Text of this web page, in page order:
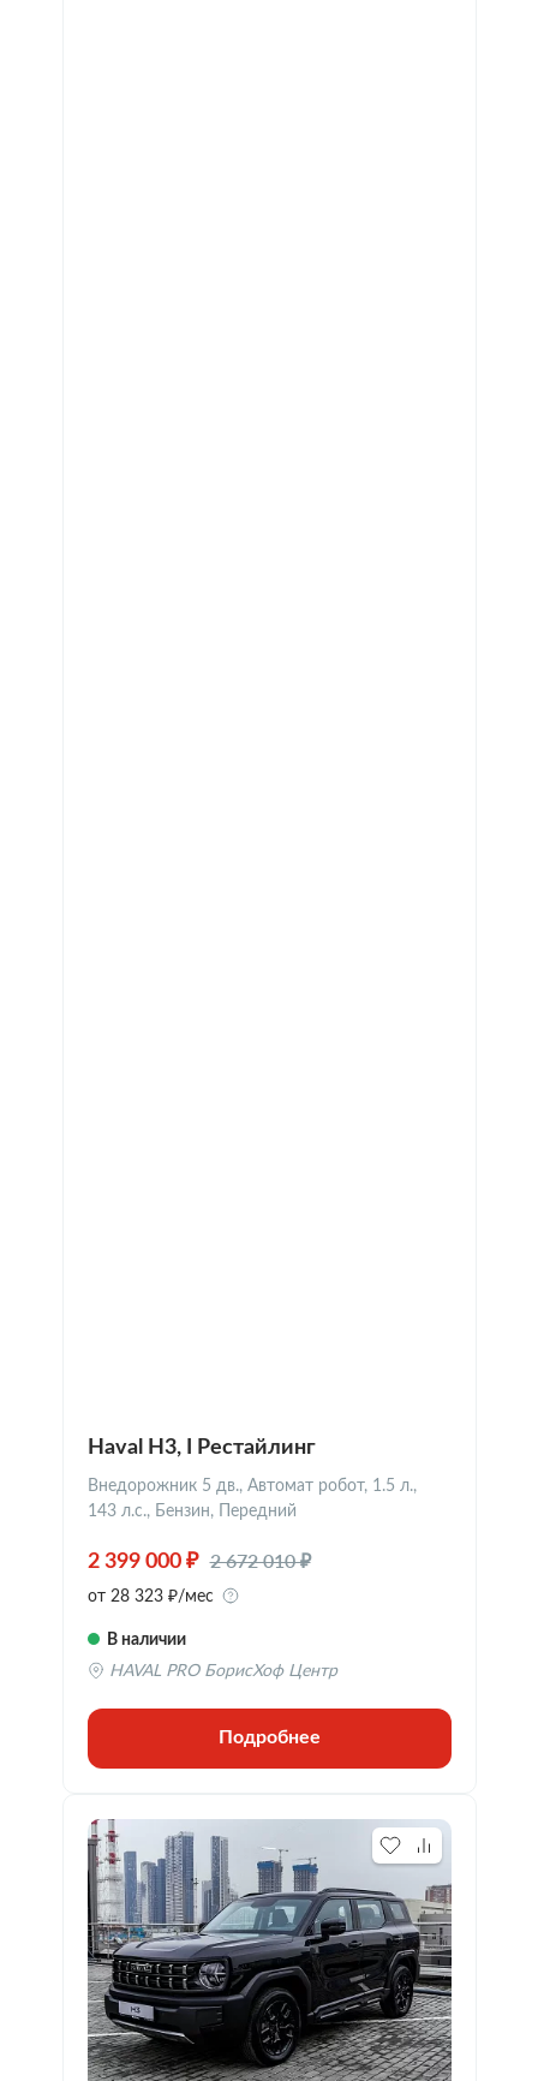
Haval H3, I Рестайлинг
Внедорожник 5 дв., Автомат робот, 1.5 л.,
143 л.с., Бензин, Передний
2 399 000 ₽ 2 672 010 ₽
от 28 323 ₽/мес
В наличии
HAVAL PRO БорисХоф Центр
Подробнее